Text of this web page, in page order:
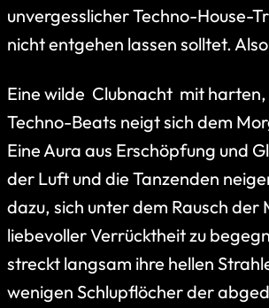
unvergesslicher Techno-House-
nicht entgehen lassen solltet.
Eine wilde Clubnacht mit
Techno-Beats neigt sich dem
Eine Aura aus Erschöpfung und
der Luft und die Tanzenden
dazu, sich unter dem Rausch der
liebevoller Verrücktheit zu
streckt langsam ihre hellen
wenigen Schlupflöcher der